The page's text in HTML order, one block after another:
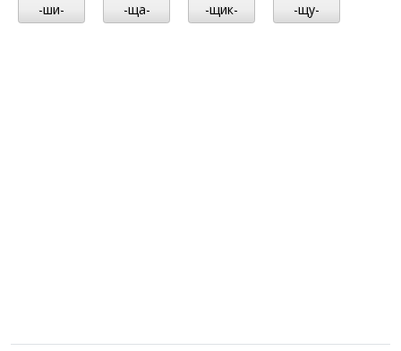
-ши- -ща- -щик- -щу-